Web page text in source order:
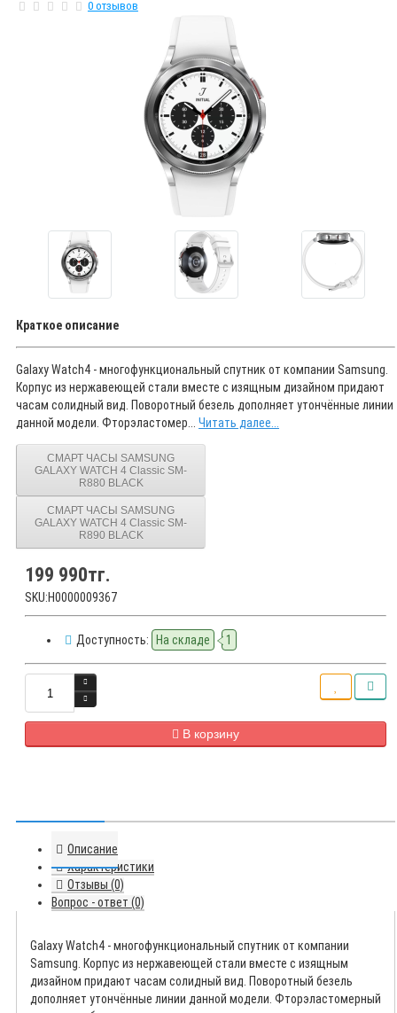
0 отзывов
Краткое описание
Galaxy Watch4 - многофункциональный спутник от компании Samsung.
Корпус из нержавеющей стали вместе с изящным дизайном придают
часам солидный вид. Поворотный безель дополняет утончённые линии
данной модели. Фторэластомер... Читать далее...
СМАРТ ЧАСЫ SAMSUNG
GALAXY WATCH 4 Classic SM-
R880 BLACK
СМАРТ ЧАСЫ SAMSUNG
GALAXY WATCH 4 Classic SM-
R890 BLACK
199 990тг.
SKU:Н0000009367
Доступность: На складе 1
В корзину
Описание
Характеристики
Отзывы (0)
Вопрос - ответ (0)
Galaxy Watch4 - многофункциональный спутник от компании
Samsung. Корпус из нержавеющей стали вместе с изящным
дизайном придают часам солидный вид. Поворотный безель
дополняет утончённые линии данной модели. Фторэластомерный